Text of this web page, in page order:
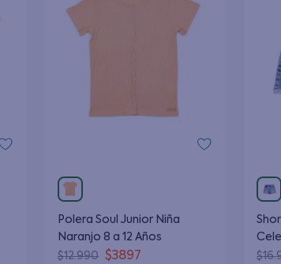
Polera Soul Junior Niña
Naranjo 8 a 12 Años
$12.990 $3897
$16.